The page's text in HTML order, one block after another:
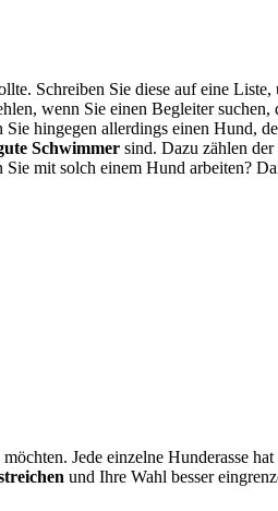
Schreiben Sie diese auf eine Liste,
wenn Sie einen Begleiter
hingegen allerdings einen Hund,
Schwimmer sind. Dazu zählen
Sie mit solch einem Hund arbeiten?
Jede einzelne Hunderasse
und Ihre Wahl besser